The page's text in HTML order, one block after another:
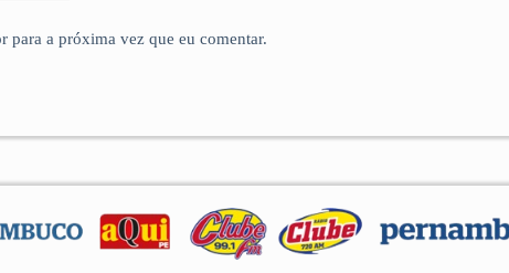
para a próxima vez que eu comentar.